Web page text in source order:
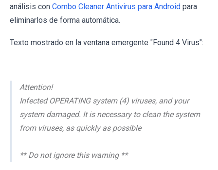
análisis con Combo Cleaner Antivirus para Android para
eliminarlos de forma automática.
Texto mostrado en la ventana emergente "Found 4 Virus":
Attention!
Infected OPERATING system (4) viruses, and your
system damaged. It is necessary to clean the system
from viruses, as quickly as possible
** Do not ignore this warning **